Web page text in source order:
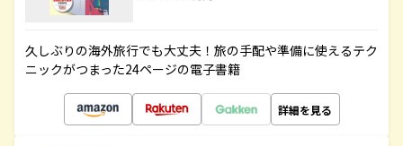
久しぶりの海外旅行でも大丈夫！旅の手配や準備に使えるテク
ニックがつまった24ページの電子書籍
詳細を見る